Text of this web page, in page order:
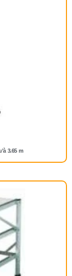
3.65 m